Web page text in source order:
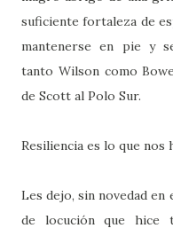
suficiente fortaleza de
mantenerse en pie y
tanto Wilson como
de Scott al Polo Sur.
Resiliencia es lo que nos
Les dejo, sin novedad
de locución que hice